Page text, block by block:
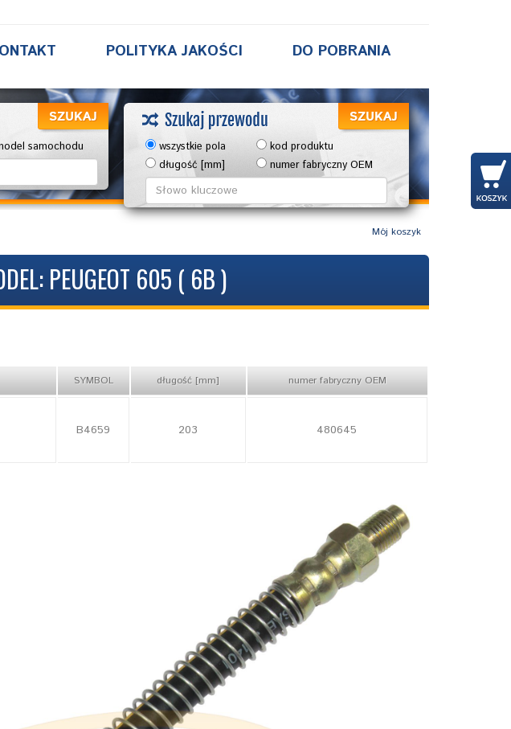
POLITYKA JAKOŚCI DO POBRANIA
wszystkie pola
kod produktu
długość [mm]
numer fabryczny OEM
samochodu
Mój koszyk
PEUGEOT 605 ( 6B )
SYMBOL długość [mm] numer fabryczny OEM
B4659 203 480645